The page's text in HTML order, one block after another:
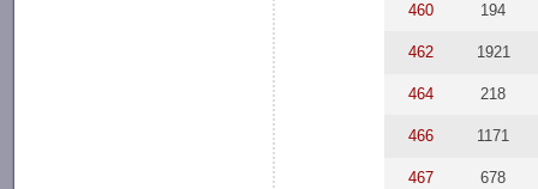
460 194
462 1921
464 218
466 1171
467 678